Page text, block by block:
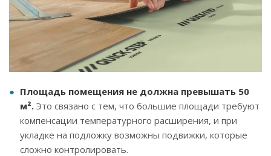
Площадь помещения не должна превышать 50
м². Это связано с тем, что большие площади требуют
компенсации температурного расширения, и при
укладке на подложку возможны подвижки, которые
сложно контролировать.